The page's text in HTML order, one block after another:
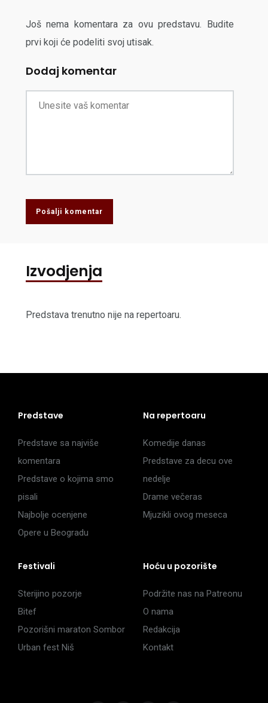
Još nema komentara za ovu predstavu. Budite
prvi koji će podeliti svoj utisak.
Dodaj komentar
Pošalji komentar
Izvodjenja
Predstava trenutno nije na repertoaru.
Predstave
Predstave sa najviše
komentara
Predstave o kojima smo
pisali
Najbolje ocenjene
Opere u Beogradu
Na repertoaru
Komedije danas
Predstave za decu ove
nedelje
Drame večeras
Mjuzikli ovog meseca
Festivali
Sterijino pozorje
Bitef
Pozorišni maraton Sombor
Urban fest Niš
Hoću u pozorište
Podržite nas na Patreonu
O nama
Redakcija
Kontakt